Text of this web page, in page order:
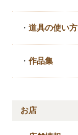
・道具の使い方
・作品集
お店